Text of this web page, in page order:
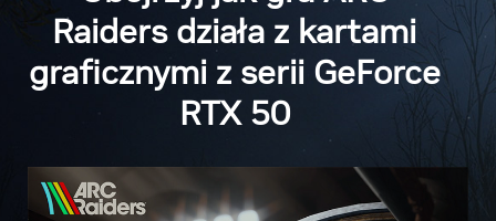
Raiders działa z kartami
graficznymi z serii GeForce
RTX 50